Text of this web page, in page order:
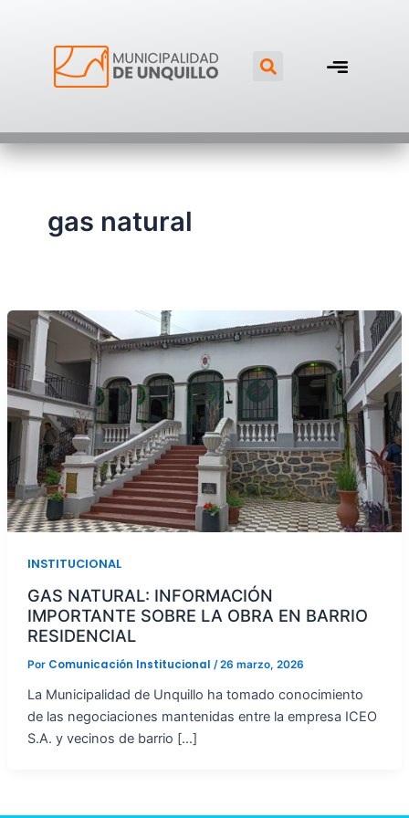
contenido
Search
gas natural
INSTITUCIONAL
GAS NATURAL: INFORMACIÓN
IMPORTANTE SOBRE LA OBRA EN BARRIO
RESIDENCIAL
Por Comunicación Institucional /26 marzo, 2026
La Municipalidad de Unquillo ha tomado conocimiento
de las negociaciones mantenidas entre la empresa ICEO
S.A. y vecinos de barrio […]